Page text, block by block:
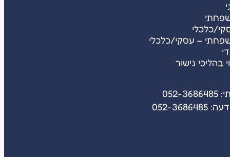
כלכלי
– עסקי/כלכלי
בהליכי גישור
3686485